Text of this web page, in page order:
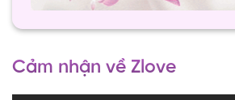
Cảm nhận về Zlove